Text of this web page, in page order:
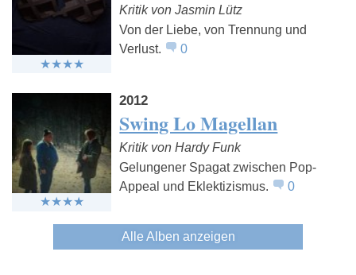
Kritik von Jasmin Lütz
Von der Liebe, von Trennung und
Verlust.
0
2012
Swing Lo Magellan
Kritik von Hardy Funk
Gelungener Spagat zwischen Pop-
Appeal und Eklektizismus.
0
Alle Alben anzeigen